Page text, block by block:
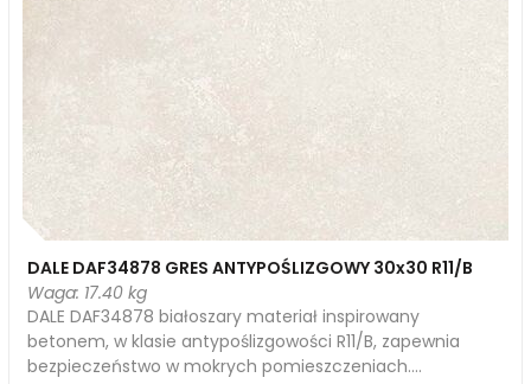
DALE DAF34878 GRES ANTYPOŚLIZGOWY 30x30 R11/B
Waga: 17.40 kg
DALE DAF34878 białoszary materiał inspirowany
betonem, w klasie antypoślizgowości R11/B, zapewnia
bezpieczeństwo w mokrych pomieszczeniach....